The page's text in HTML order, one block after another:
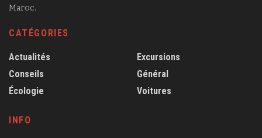
Maroc.
CATÉGORIES
Actualités
Conseils
Écologie
Excursions
Général
Voitures
INFO